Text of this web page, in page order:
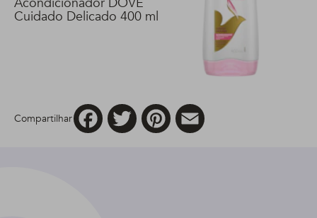
Cuidado Delicado 400 ml
Compartilhar
FacebookTwitter Pinterest